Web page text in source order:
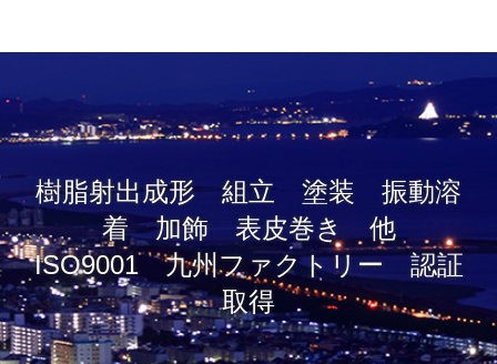
樹脂射出成形 組立 塗装 振動溶
着 加飾 表皮巻き 他
ISO9001 九州ファクトリー 認証
取得